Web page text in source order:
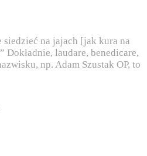
na jajach [jak kura na
laudare, benedicare,
np. Adam Szustak OP, to